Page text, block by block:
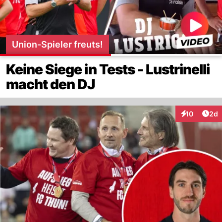
Union-Spieler freuts!
Keine Siege in Tests - Lustrinelli
macht den DJ
10
Interaktionen
2d